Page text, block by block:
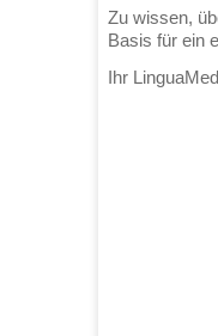
Zu wissen,
Basis für ein
Ihr